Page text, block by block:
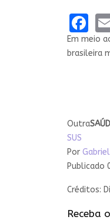
Em meio
brasileira
Outra
SUS
Por
Publicado
Créditos:
Receba